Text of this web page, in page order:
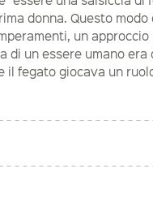
donna. Questo modo
un approccio
di un essere umano
il fegato giocava un